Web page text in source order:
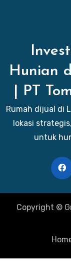
Hunian
| PT
Rumah dijual di
lokasi
untuk
Copyright ©